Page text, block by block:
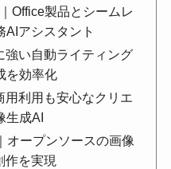
Office製品とシームレ
AIアシスタント
強い自動ライティング
を効率化
用利用も安心なクリエ
生成AI
オープンソースの画像
作を実現